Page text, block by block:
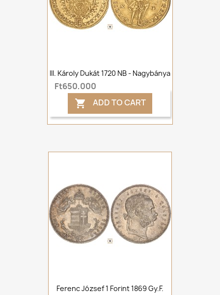
III. Károly Dukát 1720 NB - Nagybánya
Ft650,000
 ADD TO CART
Ferenc József 1 Forint 1869 Gy.F.